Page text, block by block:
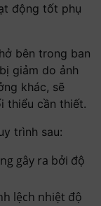
động tốt phụ
bên trong ban
giảm do ảnh
khác, sẽ
thiểu cần thiết.
trình sau:
gây ra bởi độ
lệch nhiệt độ